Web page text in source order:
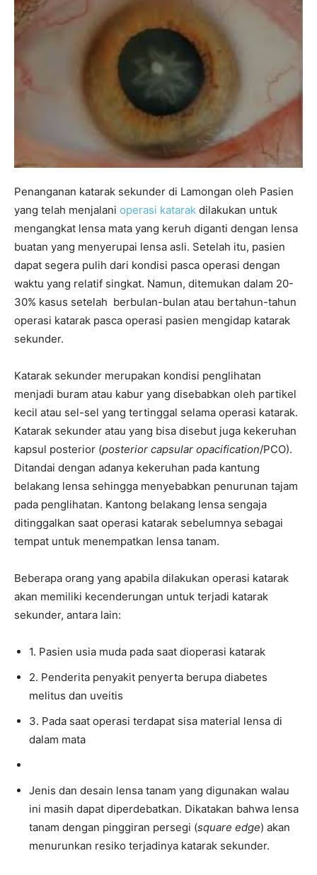
Penanganan katarak sekunder di Lamongan oleh Pasien
yang telah menjalani operasi katarak dilakukan untuk
mengangkat lensa mata yang keruh diganti dengan lensa
buatan yang menyerupai lensa asli. Setelah itu, pasien
dapat segera pulih dari kondisi pasca operasi dengan
waktu yang relatif singkat. Namun, ditemukan dalam 20-
30% kasus setelah berbulan-bulan atau bertahun-tahun
operasi katarak pasca operasi pasien mengidap katarak
sekunder.
Katarak sekunder merupakan kondisi penglihatan
menjadi buram atau kabur yang disebabkan oleh partikel
kecil atau sel-sel yang tertinggal selama operasi katarak.
Katarak sekunder atau yang bisa disebut juga kekeruhan
kapsul posterior (posterior capsular opacification/PCO).
Ditandai dengan adanya kekeruhan pada kantung
belakang lensa sehingga menyebabkan penurunan tajam
pada penglihatan. Kantong belakang lensa sengaja
ditinggalkan saat operasi katarak sebelumnya sebagai
tempat untuk menempatkan lensa tanam.
Beberapa orang yang apabila dilakukan operasi katarak
akan memiliki kecenderungan untuk terjadi katarak
sekunder, antara lain:
1. Pasien usia muda pada saat dioperasi katarak
2. Penderita penyakit penyerta berupa diabetes
melitus dan uveitis
3. Pada saat operasi terdapat sisa material lensa di
dalam mata
Jenis dan desain lensa tanam yang digunakan walau
ini masih dapat diperdebatkan. Dikatakan bahwa lensa
tanam dengan pinggiran persegi (square edge) akan
menurunkan resiko terjadinya katarak sekunder.